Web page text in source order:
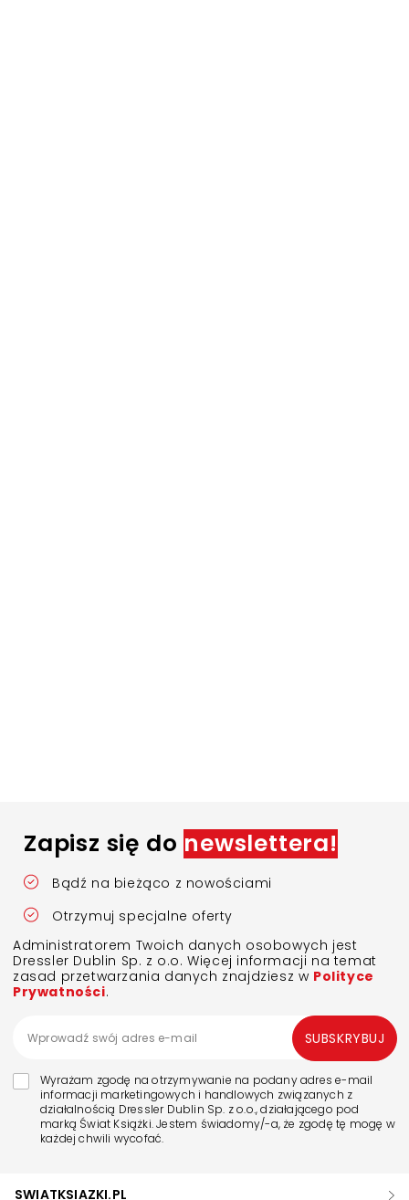
Zapisz się do newslettera!
Bądź na bieżąco z nowościami
Otrzymuj specjalne oferty
Administratorem Twoich danych osobowych jest
Dressler Dublin Sp. z o.o. Więcej informacji na temat
zasad przetwarzania danych znajdziesz w Polityce
Prywatności.
Wyrażam zgodę na otrzymywanie na podany adres e-mail
informacji marketingowych i handlowych związanych z
działalnością Dressler Dublin Sp. z o.o., działającego pod
marką Świat Książki. Jestem świadomy/-a, że zgodę tę mogę w
każdej chwili wycofać.
SUBSKRYBUJ
SWIATKSIAZKI.PL